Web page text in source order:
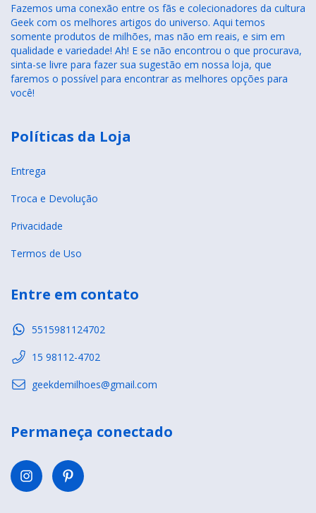
Fazemos uma conexão entre os fãs e colecionadores da cultura
Geek com os melhores artigos do universo. Aqui temos
somente produtos de milhões, mas não em reais, e sim em
qualidade e variedade! Ah! E se não encontrou o que procurava,
sinta-se livre para fazer sua sugestão em nossa loja, que
faremos o possível para encontrar as melhores opções para
você!
Políticas da Loja
Entrega
Troca e Devolução
Privacidade
Termos de Uso
Entre em contato
5515981124702
15 98112-4702
geekdemilhoes@gmail.com
Permaneça conectado